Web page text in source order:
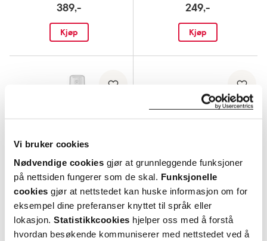
Vi bruker cookies
Nødvendige cookies gjør at grunnleggende funksjoner
på nettsiden fungerer som de skal. Funksjonelle
cookies gjør at nettstedet kan huske informasjon om for
eksempel dine preferanser knyttet til språk eller
lokasjon. Statistikkcookies hjelper oss med å forstå
hvordan besøkende kommuniserer med nettstedet ved å
389,-
Kjøp
249,-
Kjøp
SHIFT
Sleep spray,20 ml Magnesium tabletter ,120 stk.